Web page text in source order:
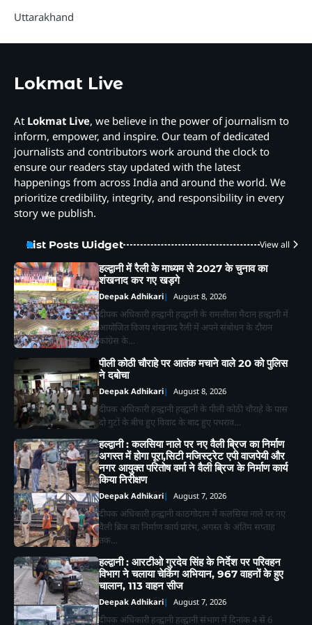
Uttarakhand
Lokmat Live
At Lokmat Live, we believe in the power of journalism to
inform, empower, and inspire. Our team of dedicated
journalists and contributors work around the clock to
ensure our readers stay updated with the latest
happenings from across India and around the world. We
prioritize credibility, integrity, and responsibility in every
story we publish.
List Posts Widget View all
हल्द्वानी में रैली के माध्यम से 2027 के चुनाव का
शंखनाद कर गए खड़गे
Deepak Adhikari August 8, 2026
दीपक अधिकारी हल्द्वानी हल्द्वानी के रामलीला मैदान हल्द्वानी में
आयोजित विजय शंखनाद रैली में अपने संबोधन के दौरान
कांग्रेस के…
पीली कोठी चौराहे पर आतंक मचाने वाले 20 को पुलिस
ने दबोचा
Deepak Adhikari August 8, 2026
दीपक अधिकारी हल्द्वानी हल्द्वानी के पीली कोठी चौराहे के पास
दो गुटों के बीच हुए विवाद के बाद हुए पथराव…
हल्द्वानी : कलसिया नाले पर नए वैली ब्रिज का निर्माण
अगस्त में होगा पूरा,सिटी मजिस्ट्रेट एपी वाजपेयी और
नगर आयुक्त परितोष वर्मा ने वैली ब्रिज के निर्माण कार्य
किया निरीक्षण
Deepak Adhikari August 7, 2026
दीपक अधिकारी हल्द्वानी काठगोदाम में कलसिया नाले पर नए
वैली ब्रिज का निर्माण कार्य प्रारंभ, अगस्त के अंतिम सप्ताह
तक…
हल्द्वानी : आरटीओ गुरदेव सिंह के निर्देश पर परिवहन
विभाग ने चलाया चेकिंग अभियान, 967 वाहनों के हुए
चालान, 113 वाहन सीज
Deepak Adhikari August 7, 2026
दीपक अधिकारी हल्द्वानी हल्द्वानी संभाग में दिनांक 4 से 6